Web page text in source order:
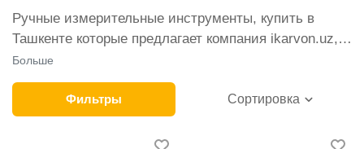
Ручные измерительные инструменты, купить в
Ташкенте которые предлагает компания ikarvon.uz,
пользуются широким спросом среди наших
клиентов. Мы обеспечиваем лучшие условия
продажи этой категории товара. Ручные
измерительные инструменты в интернет-магазине
представлены ведущими производителями и
Больше
Фильтры Сортировка